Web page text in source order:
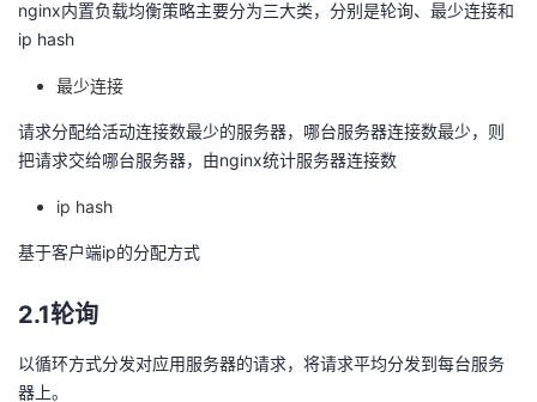
者
学
堂
我
的
课
程
我
的
认
我
的
我
支
我
技
术
支
的
云
声
nginx内置负载均衡策略主要分为三大类，分别是轮询、最少连接和
ip hash
最少连接
请求分配给活动连接数最少的服务器，哪台服务器连接数最少，则
把请求交给哪台服务器，由nginx统计服务器连接数
ip hash
基于客户端ip的分配方式
2.1轮询
以循环方式分发对应用服务器的请求，将请求平均分发到每台服务
器上。